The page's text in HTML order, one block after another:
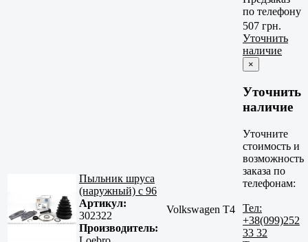
по телефону
Пыльник шруса
(наружный) с 96
Артикул:
302322
Производитель:
Volkswagen T4
507 грн.
Уточнить
наличие
×
Уточнить
наличие
Уточните
стоимость и
возможность
заказа по
телефонам:
Тел:
+38(099)252
33 32